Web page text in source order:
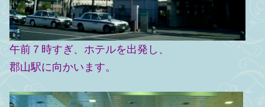
午前７時すぎ、ホテルを出発し、
郡山駅に向かいます。